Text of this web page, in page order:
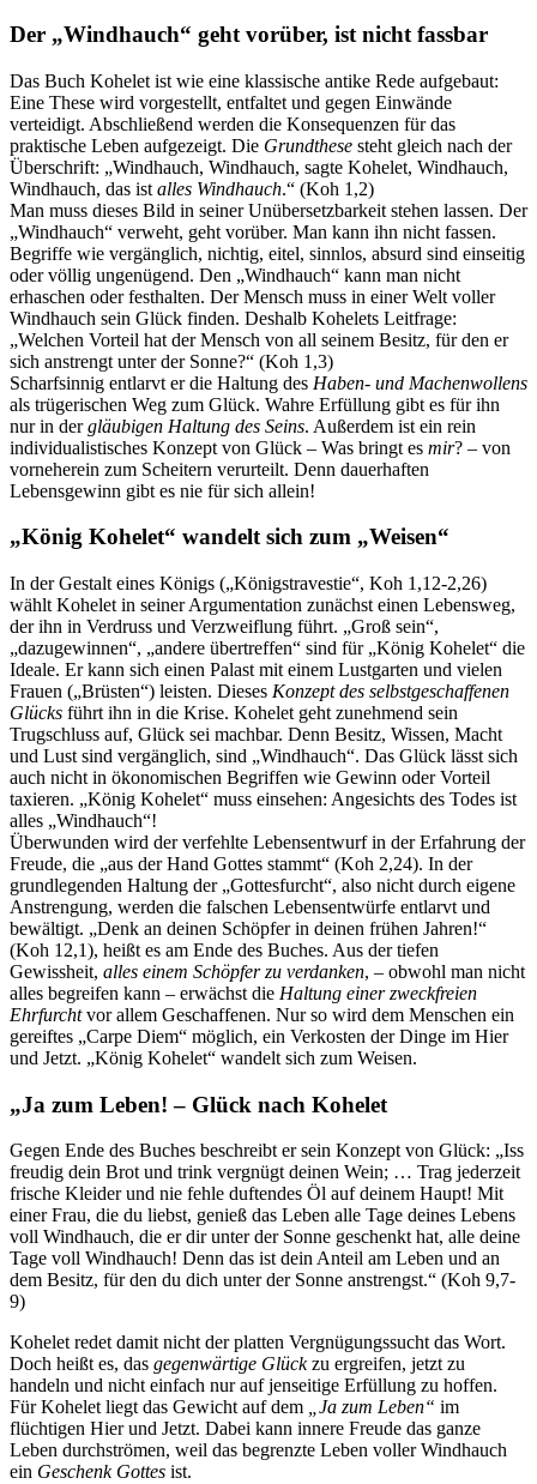
Der „Windhauch“ geht vorüber, ist nicht fassbar
Das Buch Kohelet ist wie eine klassische antike Rede aufgebaut:
Eine These wird vorgestellt, entfaltet und gegen Einwände
verteidigt. Abschließend werden die Konsequenzen für das
praktische Leben aufgezeigt. Die Grundthese steht gleich nach der
Überschrift: „Windhauch, Windhauch, sagte Kohelet, Windhauch,
Windhauch, das ist alles Windhauch.“ (Koh 1,2)
Man muss dieses Bild in seiner Unübersetzbarkeit stehen lassen. Der
„Windhauch“ verweht, geht vorüber. Man kann ihn nicht fassen.
Begriffe wie vergänglich, nichtig, eitel, sinnlos, absurd sind einseitig
oder völlig ungenügend. Den „Windhauch“ kann man nicht
erhaschen oder festhalten. Der Mensch muss in einer Welt voller
Windhauch sein Glück finden. Deshalb Kohelets Leitfrage:
„Welchen Vorteil hat der Mensch von all seinem Besitz, für den er
sich anstrengt unter der Sonne?“ (Koh 1,3)
Scharfsinnig entlarvt er die Haltung des Haben- und Machenwollens
als trügerischen Weg zum Glück. Wahre Erfüllung gibt es für ihn
nur in dergläubigen Haltung des Seins. Außerdem ist ein rein
individualistisches Konzept von Glück – Was bringt es mir? – von
vorneherein zum Scheitern verurteilt. Denn dauerhaften
Lebensgewinn gibt es nie für sich allein!
„König Kohelet“ wandelt sich zum „Weisen“
In der Gestalt eines Königs („Königstravestie“, Koh 1,12-2,26)
wählt Kohelet in seiner Argumentation zunächst einen Lebensweg,
der ihn in Verdruss und Verzweiflung führt. „Groß sein“,
„dazugewinnen“, „andere übertreffen“ sind für „König Kohelet“ die
Ideale. Er kann sich einen Palast mit einem Lustgarten und vielen
Frauen („Brüsten“) leisten. Dieses Konzept des selbstgeschaffenen
Glücks führt ihn in die Krise. Kohelet geht zunehmend sein
Trugschluss auf, Glück sei machbar. Denn Besitz, Wissen, Macht
und Lust sind vergänglich, sind „Windhauch“. Das Glück lässt sich
auch nicht in ökonomischen Begriffen wie Gewinn oder Vorteil
taxieren. „König Kohelet“ muss einsehen: Angesichts des Todes ist
alles „Windhauch“!
Überwunden wird der verfehlte Lebensentwurf in der Erfahrung der
Freude, die „aus der Hand Gottes stammt“ (Koh 2,24). In der
grundlegenden Haltung der „Gottesfurcht“, also nicht durch eigene
Anstrengung, werden die falschen Lebensentwürfe entlarvt und
bewältigt. „Denk an deinen Schöpfer in deinen frühen Jahren!“
(Koh 12,1), heißt es am Ende des Buches. Aus der tiefen
Gewissheit, alles einem Schöpfer zu verdanken, – obwohl man nicht
alles begreifen kann – erwächst die Haltung einer zweckfreien
Ehrfurchtvor allem Geschaffenen. Nur so wird dem Menschen ein
gereiftes „Carpe Diem“ möglich, ein Verkosten der Dinge im Hier
und Jetzt. „König Kohelet“ wandelt sich zum Weisen.
„Ja zum Leben! – Glück nach Kohelet
Gegen Ende des Buches beschreibt er sein Konzept von Glück: „Iss
freudig dein Brot und trink vergnügt deinen Wein; … Trag jederzeit
frische Kleider und nie fehle duftendes Öl auf deinem Haupt! Mit
einer Frau, die du liebst, genieß das Leben alle Tage deines Lebens
voll Windhauch, die er dir unter der Sonne geschenkt hat, alle deine
Tage voll Windhauch! Denn das ist dein Anteil am Leben und an
dem Besitz, für den du dich unter der Sonne anstrengst.“ (Koh 9,7-
9)
Kohelet redet damit nicht der platten Vergnügungssucht das Wort.
Doch heißt es, das gegenwärtige Glückzu ergreifen, jetzt zu
handeln und nicht einfach nur auf jenseitige Erfüllung zu hoffen.
Für Kohelet liegt das Gewicht auf dem „Ja zum Leben“ im
flüchtigen Hier und Jetzt. Dabei kann innere Freude das ganze
Leben durchströmen, weil das begrenzte Leben voller Windhauch
ein Geschenk Gottes ist.